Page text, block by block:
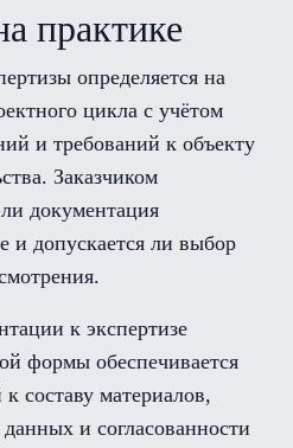
практике
определяется на
цикла с учётом
и требований к объекту
Заказчиком
документация
и допускается ли выбор
к экспертизе
формы обеспечивается
составу материалов,
и согласованности